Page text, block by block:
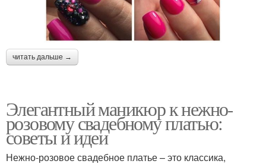
читать дальше →
Элегантный маникюр к нежно-
розовому свадебному платью:
советы и идеи
Нежно-розовое свадебное платье – это классика,